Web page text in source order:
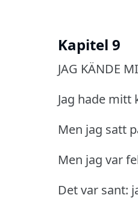
Kapitel 9
JAG KÄNDE
Jag hade mitt
Men jag satt
Men jag var
Det var sant: